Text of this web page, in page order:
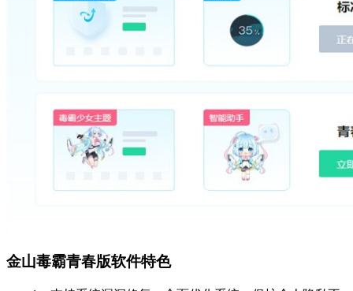
金山毒霸青春版软件特色